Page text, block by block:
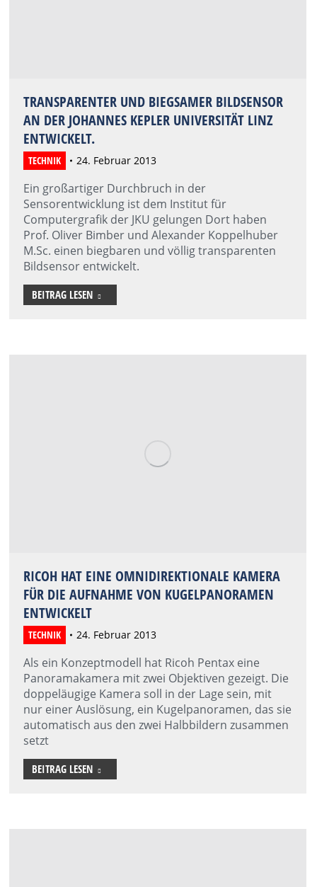
TRANSPARENTER UND BIEGSAMER BILDSENSOR
AN DER JOHANNES KEPLER UNIVERSITÄT LINZ
ENTWICKELT.
TECHNIK 24. Februar 2013
Ein großartiger Durchbruch in der
Sensorentwicklung ist dem Institut für
Computergrafik der JKU gelungen Dort haben
Prof. Oliver Bimber und Alexander Koppelhuber
M.Sc. einen biegbaren und völlig transparenten
Bildsensor entwickelt.
BEITRAG LESEN
RICOH HAT EINE OMNIDIREKTIONALE KAMERA
FÜR DIE AUFNAHME VON KUGELPANORAMEN
ENTWICKELT
TECHNIK 24. Februar 2013
Als ein Konzeptmodell hat Ricoh Pentax eine
Panoramakamera mit zwei Objektiven gezeigt. Die
doppeläugige Kamera soll in der Lage sein, mit
nur einer Auslösung, ein Kugelpanoramen, das sie
automatisch aus den zwei Halbbildern zusammen
setzt
BEITRAG LESEN